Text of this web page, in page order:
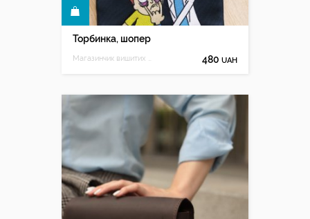
Торбинка, шопер
Магазинчик вишитих речей 480 UAH